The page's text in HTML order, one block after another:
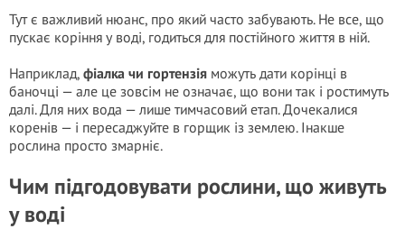
Тут є важливий нюанс, про який часто забувають. Не все, що
пускає коріння у воді, годиться для постійного життя в ній.
Наприклад, фіалка чи гортензія можуть дати корінці в
баночці — але це зовсім не означає, що вони так і ростимуть
далі. Для них вода — лише тимчасовий етап. Дочекалися
коренів — і пересаджуйте в горщик із землею. Інакше
рослина просто змарніє.
Чим підгодовувати рослини, що живуть
у воді